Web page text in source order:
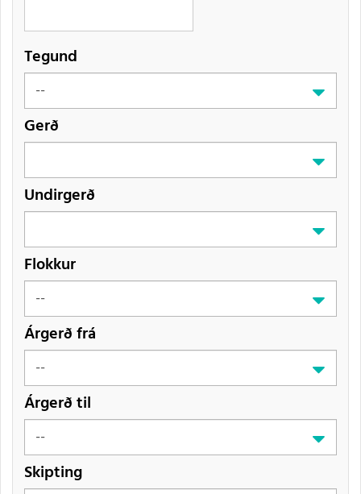
Tegund
Gerð
Undirgerð
Flokkur
Árgerð frá
Árgerð til
Skipting